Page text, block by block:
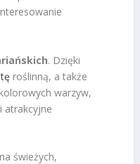
. Dzięki
roślinną, a także
warzyw,
atrakcyjne
świeżych,